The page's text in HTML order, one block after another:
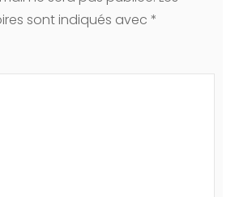
sont indiqués avec *